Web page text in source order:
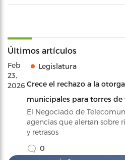
Últimos artículos
Feb
23,
2026
Legislatura
Crece el rechazo a la
municipales para torres
El Negociado de
agencias que alertan sobre
y retrasos
0